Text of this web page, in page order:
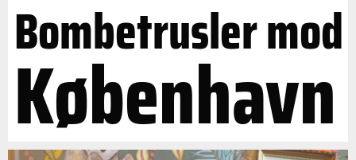
Bombetrusler mod
København